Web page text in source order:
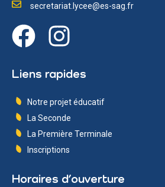
secretariat.lycee@es-sag.fr
Liens rapides
Notre projet éducatif
La Seconde
La Première Terminale
Inscriptions
Horaires d’ouverture